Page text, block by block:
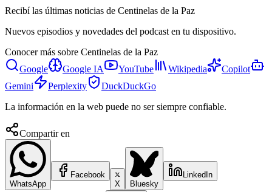
Recibí las últimas noticias de Centinelas de la Paz
Nuevos episodios y novedades del podcast en tu dispositivo.
Conocer más sobre Centinelas de la Paz
Google
Google IA YouTube Wikipedia
Copilot
Gemini
Perplexity
DuckDuckGo
La información en la web puede no ser siempre confiable.
Compartir en
WhatsApp
Facebook
X
Bluesky
LinkedIn